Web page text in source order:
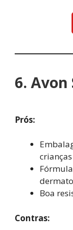
6. Avon
Prós:
Boa
Contras: